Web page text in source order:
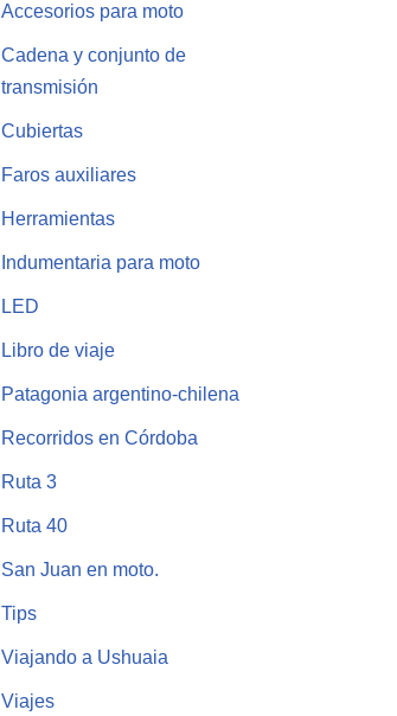
Accesorios para moto
Cadena y conjunto de
transmisión
Cubiertas
Faros auxiliares
Herramientas
Indumentaria para moto
LED
Libro de viaje
Patagonia argentino-chilena
Recorridos en Córdoba
Ruta 3
Ruta 40
San Juan en moto.
Tips
Viajando a Ushuaia
Viajes